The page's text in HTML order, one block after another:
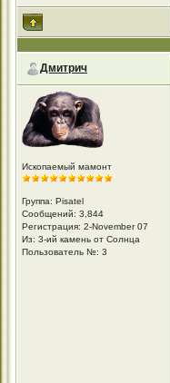
Дмитрич
Ископаемый мамонт
Группа: Pisatel
Сообщений: 3,844
Регистрация: 2-November 07
Из: 3-ий камень от Солнца
Пользователь №: 3